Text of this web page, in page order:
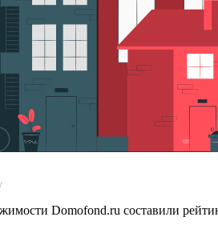
Domofond.ru составили